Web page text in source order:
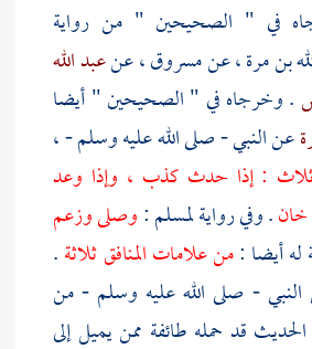
في " الصحيحين " من رواية
بن مرة، عنمسروق، عنعبد الله
. وخرجاه في " الصحيحين " أيضا
عن النبي - صلى الله عليه وسلم - ،
ثلاث : إذا حدث كذب ، وإذا وعد
. وفي روايةلمسلم:وصلى وزعم
له أيضا :من علامات المنافق ثلاثة.
- صلى الله عليه وسلم - من
قد حمله طائفة ممن يميل إلى